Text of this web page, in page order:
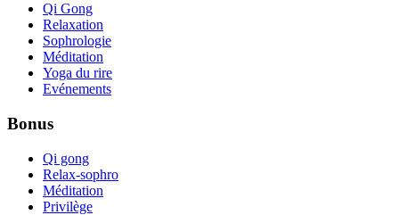
Qi Gong
Relaxation
Sophrologie
Méditation
Yoga du rire
Evénements
Bonus
Qi gong
Relax-sophro
Méditation
Privilège